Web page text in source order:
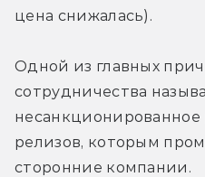
цена снижалась).
Одной из главных
сотрудничества
несанкционированное
релизов, которым
сторонние компании.